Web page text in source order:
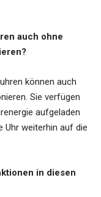
auch ohne
können auch
Sie verfügen
aufgeladen
Uhr weiterhin auf die
in diesen